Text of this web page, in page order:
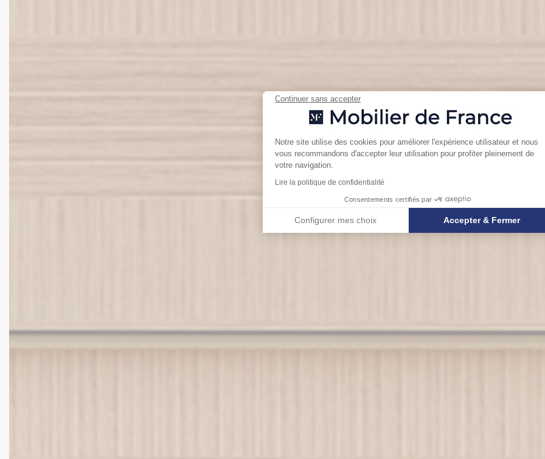
Continuer sans accepter
Plateforme de Gestion du
Notre site utilise des cookies pour améliorer l'expérience utilisateur et nous
vous recommandons d'accepter leur utilisation pour profiter pleinement de
votre navigation.
Lire la politique de confidentialité
Consentements certifiés par
Configurer mes choix Accepter & Fermer
Axeptio consent